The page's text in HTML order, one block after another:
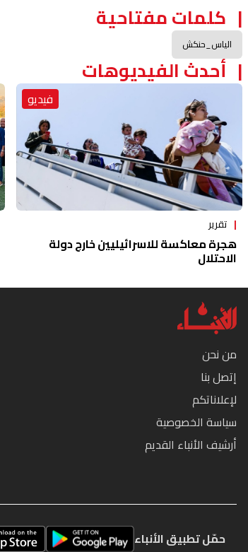
كلمات مفتاحية
الياس_حنكش
أحدث الفيديوهات
فيديو
تقرير
هجرة معاكسة للاسرائيليين خارج دولة
الاحتلال
من نحن
إتصل بنا
لإعلاناتكم
سياسة الخصوصية
أرشيف الأنباء القديم
حمّل تطبيق الأنباء